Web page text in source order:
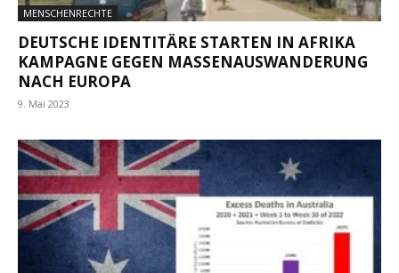
MENSCHENRECHTE
DEUTSCHE IDENTITÄRE STARTEN IN AFRIKA
KAMPAGNE GEGEN MASSENAUSWANDERUNG
NACH EUROPA
9. Mai 2023